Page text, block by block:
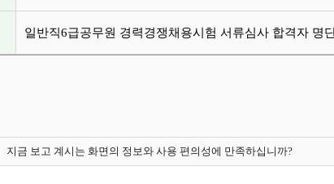
일반직6급공무원 경력경쟁채용시험 서류심사 합격자 명
지금 보고 계시는 화면의 정보와 사용 편의성에 만족하십니까?